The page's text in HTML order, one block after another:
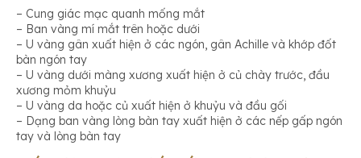
– Cung giác mạc quanh mống mắt
– Ban vàng mí mắt trên hoặc dưới
– U vàng gân xuất hiện ở các ngón, gân Achille và khớp đốt
bàn ngón tay
– U vàng dưới màng xương xuất hiện ở củ chày trước, đầu
xương mỏm khuỷu
– U vàng da hoặc củ xuất hiện ở khuỷu và đầu gối
– Dạng ban vàng lòng bàn tay xuất hiện ở các nếp gấp ngón
tay và lòng bàn tay